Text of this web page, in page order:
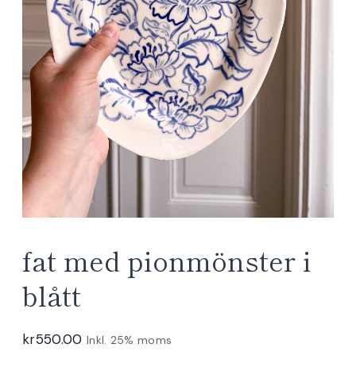
fat med pionmönster i
blått
kr550.00 Inkl. 25% moms